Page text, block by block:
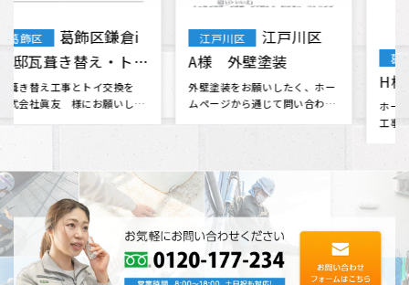
葛飾区
葛飾区 T・
H様 外壁塗装 屋根
塗装 付帯部塗装
ホームページから問い合わせて
工事に来てもらいました。 他の
業者さんからも見積もりをいく
葛飾区
葛飾区 K・
I様 外壁塗装・屋根
塗装
そろそろ家が心配になって来た
ので、何社かから見積もりを取